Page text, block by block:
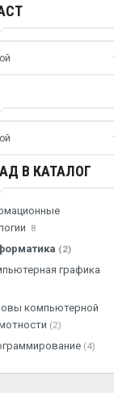
В КАТАЛОГ
8
(2)
графика
компьютерной
(2)
(4)